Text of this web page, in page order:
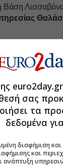
Βάση
από τη
τρεις νέες
σας
τα
δεδομένα
διαφήμιση
και
ανάπτυξη